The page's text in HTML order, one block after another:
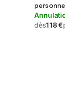
dès118 €